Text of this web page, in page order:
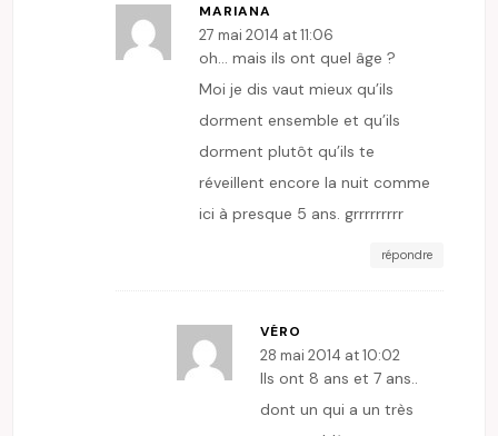
MARIANA
27 mai 2014 at 11:06
oh… mais ils ont quel âge ?
Moi je dis vaut mieux qu’ils
dorment ensemble et qu’ils
dorment plutôt qu’ils te
réveillent encore la nuit comme
ici à presque 5 ans. grrrrrrrrr
répondre
VÉRO
28 mai 2014 at 10:02
Ils ont 8 ans et 7 ans..
dont un qui a un très